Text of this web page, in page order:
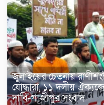
জুলাইয়ের চেতনায়
যোদ্ধারা, ১১ দলীয়
দাবি-গাজীপুর সংবাদ